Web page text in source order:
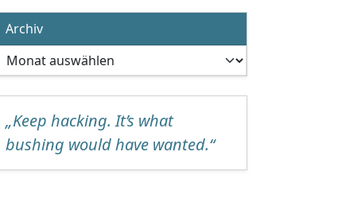
Archiv
Archiv
„Keep hacking. It’s what
bushing would have wanted.“